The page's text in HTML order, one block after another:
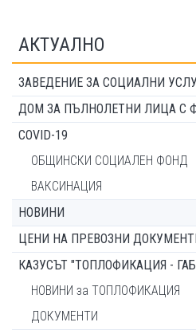
АКТУАЛНО
ЗАВЕДЕНИЕ ЗА СОЦИАЛНИ
ДОМ ЗА ПЪЛНОЛЕТНИ ЛИЦА С
COVID-19
ОБЩИНСКИ СОЦИАЛЕН ФОНД
ВАКСИНАЦИЯ
НОВИНИ
ЦЕНИ НА ПРЕВОЗНИ
КАЗУСЪТ "ТОПЛОФИКАЦИЯ -
НОВИНИ за ТОПЛОФИКАЦИЯ
ДОКУМЕНТИ